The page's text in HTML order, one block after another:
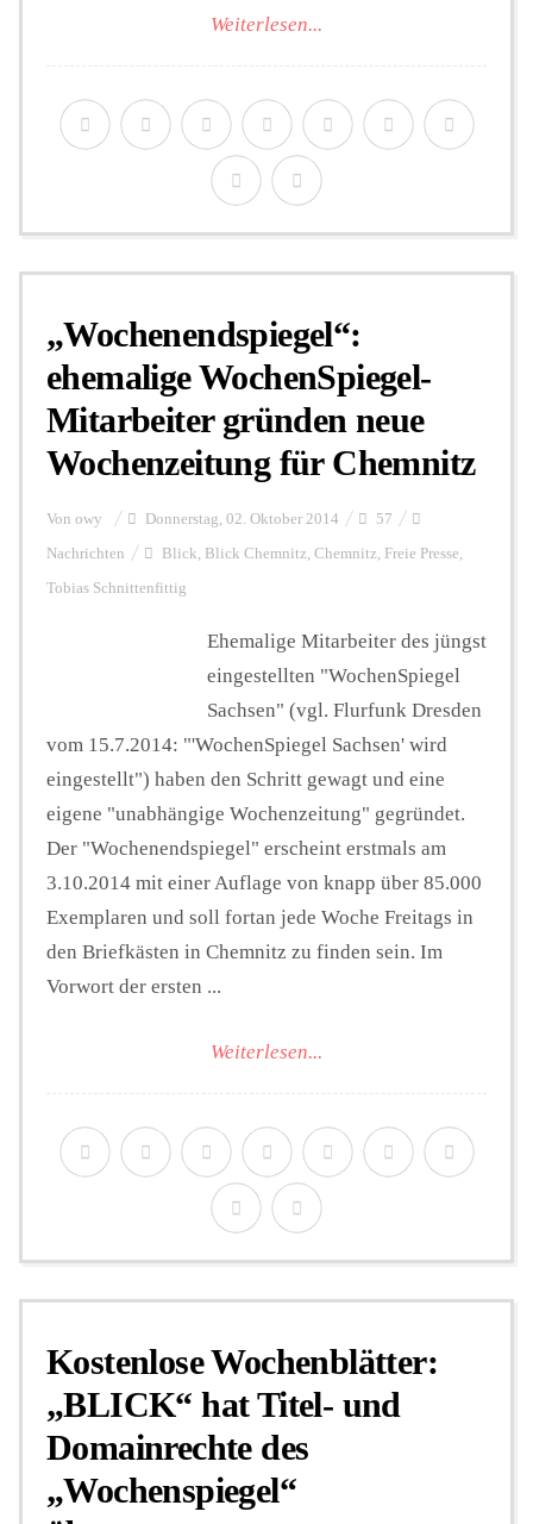
Weiterlesen...
„Wochenendspiegel“:
ehemalige WochenSpiegel-
Mitarbeiter gründen neue
Wochenzeitung für Chemnitz
Von owy Donnerstag, 02. Oktober 2014 57
Nachrichten Blick, Blick Chemnitz, Chemnitz, Freie Presse,
Tobias Schnittenfittig
Ehemalige Mitarbeiter des jüngst
eingestellten "WochenSpiegel
Sachsen" (vgl. Flurfunk Dresden
vom 15.7.2014: "'WochenSpiegel Sachsen' wird
eingestellt") haben den Schritt gewagt und eine
eigene "unabhängige Wochenzeitung" gegründet.
Der "Wochenendspiegel" erscheint erstmals am
3.10.2014 mit einer Auflage von knapp über 85.000
Exemplaren und soll fortan jede Woche Freitags in
den Briefkästen in Chemnitz zu finden sein. Im
Vorwort der ersten ...
Weiterlesen...
Kostenlose Wochenblätter:
„BLICK“ hat Titel- und
Domainrechte des
„Wochenspiegel“